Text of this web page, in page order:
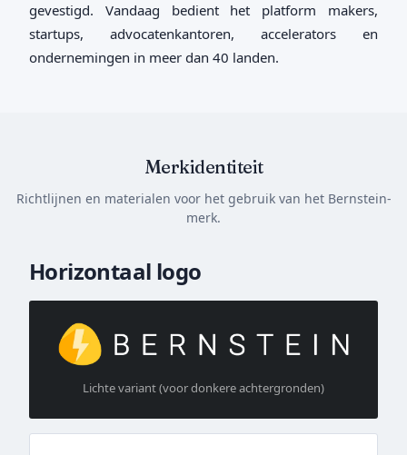
gevestigd. Vandaag bedient het platform makers,
startups, advocatenkantoren, accelerators en
ondernemingen in meer dan 40 landen.
Merkidentiteit
Richtlijnen en materialen voor het gebruik van het Bernstein-
merk.
Horizontaal logo
Lichte variant (voor donkere achtergronden)